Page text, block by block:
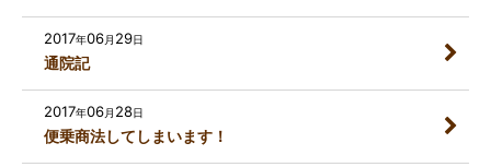
2017年06月 29日
通院記
2017年06月 28日
便乗商法してしまいます！